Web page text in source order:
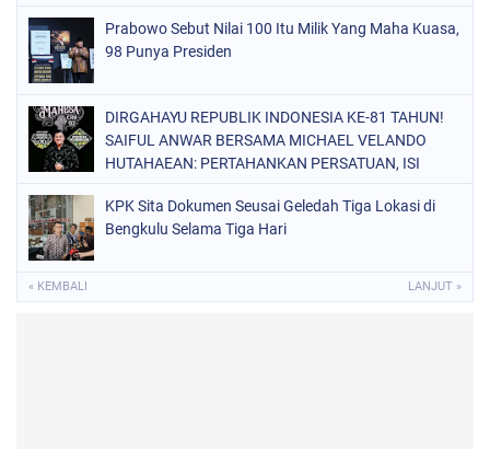
Prabowo Sebut Nilai 100 Itu Milik Yang Maha Kuasa,
98 Punya Presiden
DIRGAHAYU REPUBLIK INDONESIA KE-81 TAHUN!
SAIFUL ANWAR BERSAMA MICHAEL VELANDO
HUTAHAEAN: PERTAHANKAN PERSATUAN, ISI
PENGABDIAN TULUS DEMI KEJAYAAN BANGSA!
KPK Sita Dokumen Seusai Geledah Tiga Lokasi di
Bengkulu Selama Tiga Hari
« KEMBALI LANJUT »